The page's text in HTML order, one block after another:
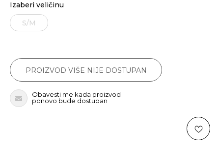
Izaberi veličinu
S/M
PROIZVOD VIŠE NIJE DOSTUPAN
Obavesti me kada proizvod
ponovo bude dostupan